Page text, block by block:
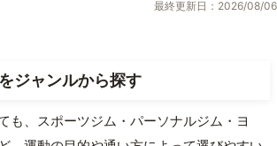
最終更新日：2026/08/06
ジャンルから探す
も、スポーツジム・パーソナルジム・ヨ